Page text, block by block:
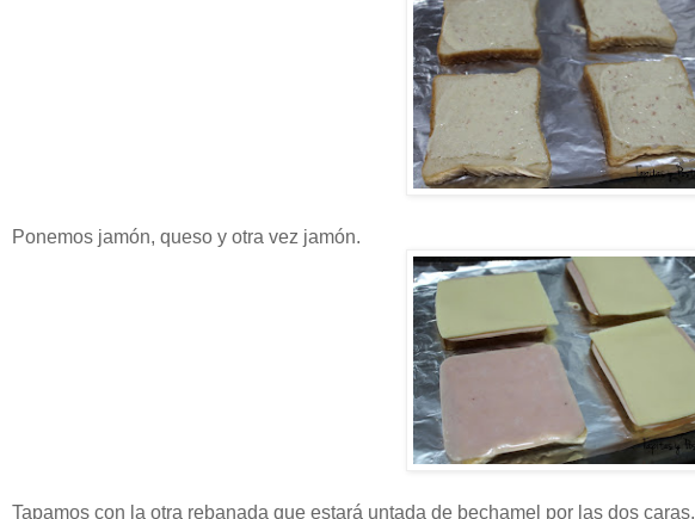
Ponemos jamón, queso y otra vez jamón.
Tapamos con la otra rebanada que estará untada de bechamel por las dos caras.